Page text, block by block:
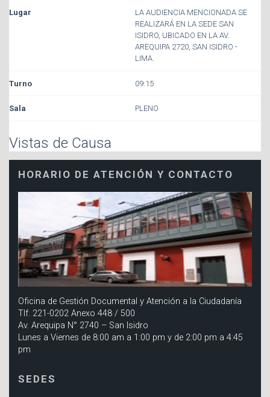
LA AUDIENCIA MENCIONADA SE
REALIZARÁ EN LA SEDE SAN
ISIDRO, UBICADO EN LA AV.
AREQUIPA 2720, SAN ISIDRO -
LIMA.
09:15
PLENO
Vistas de Causa
HORARIO DE ATENCIÓN Y CONTACTO
Oficina de Gestión Documental y Atención a la Ciudadanía
Tlf. 221-0202 Anexo 448 / 500
Av. Arequipa N° 2740 – San Isidro
Lunes a Viernes de 8:00 am a 1:00 pm y de 2:00 pm a 4:45
pm
SEDES